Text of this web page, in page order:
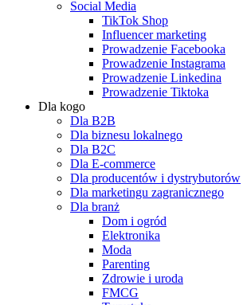
Social Media
TikTok Shop
Influencer marketing
Prowadzenie Facebooka
Prowadzenie Instagrama
Prowadzenie Linkedina
Prowadzenie Tiktoka
Dla kogo
Dla B2B
Dla biznesu lokalnego
Dla B2C
Dla E-commerce
Dla producentów i dystrybutorów
Dla marketingu zagranicznego
Dla branż
Dom i ogród
Elektronika
Moda
Parenting
Zdrowie i uroda
FMCG